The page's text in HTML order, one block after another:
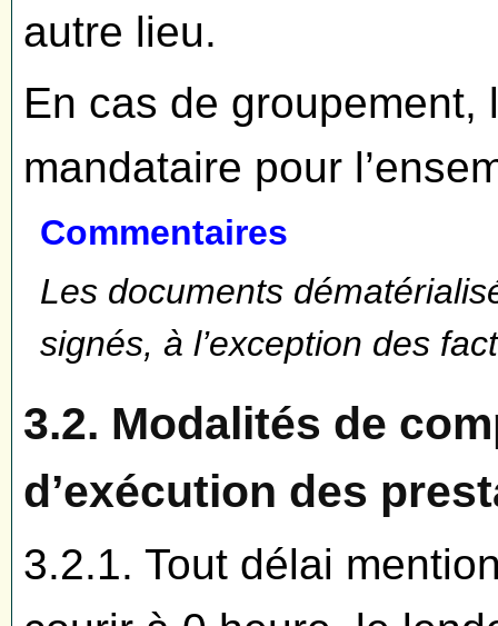
autre lieu.
En cas de
mandataire pour
Commentaires
Les documents
signés, à l’exception des
3.2. Modalités de
d’exécution des
3.2.1. Tout délai